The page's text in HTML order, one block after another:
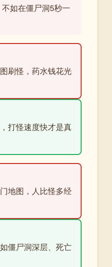
如在僵尸洞5秒一
刷怪，药水钱花光
打怪速度快才是真
地图，人比怪多经
僵尸洞深层、死亡